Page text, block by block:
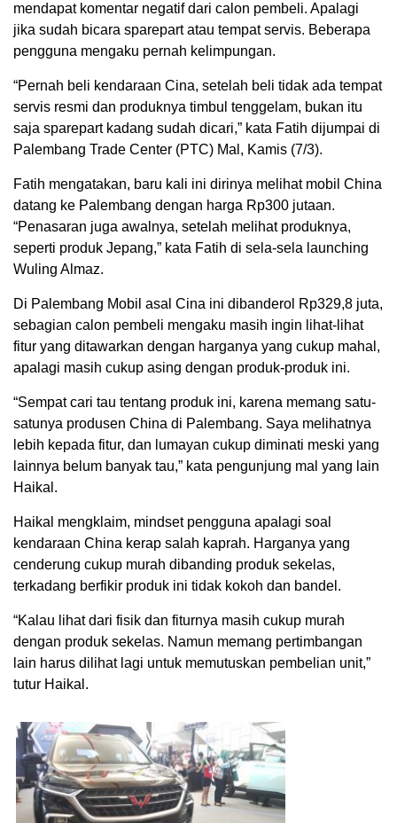
mendapat komentar negatif dari calon pembeli. Apalagi
jika sudah bicara sparepart atau tempat servis. Beberapa
pengguna mengaku pernah kelimpungan.
“Pernah beli kendaraan Cina, setelah beli tidak ada tempat
servis resmi dan produknya timbul tenggelam, bukan itu
saja sparepart kadang sudah dicari,” kata Fatih dijumpai di
Palembang Trade Center (PTC) Mal, Kamis (7/3).
Fatih mengatakan, baru kali ini dirinya melihat mobil China
datang ke Palembang dengan harga Rp300 jutaan.
“Penasaran juga awalnya, setelah melihat produknya,
seperti produk Jepang,” kata Fatih di sela-sela launching
Wuling Almaz.
Di Palembang Mobil asal Cina ini dibanderol Rp329,8 juta,
sebagian calon pembeli mengaku masih ingin lihat-lihat
fitur yang ditawarkan dengan harganya yang cukup mahal,
apalagi masih cukup asing dengan produk-produk ini.
“Sempat cari tau tentang produk ini, karena memang satu-
satunya produsen China di Palembang. Saya melihatnya
lebih kepada fitur, dan lumayan cukup diminati meski yang
lainnya belum banyak tau,” kata pengunjung mal yang lain
Haikal.
Haikal mengklaim, mindset pengguna apalagi soal
kendaraan China kerap salah kaprah. Harganya yang
cenderung cukup murah dibanding produk sekelas,
terkadang berfikir produk ini tidak kokoh dan bandel.
“Kalau lihat dari fisik dan fiturnya masih cukup murah
dengan produk sekelas. Namun memang pertimbangan
lain harus dilihat lagi untuk memutuskan pembelian unit,”
tutur Haikal.